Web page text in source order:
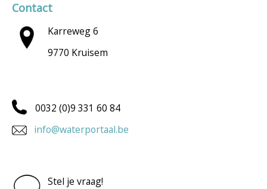
Contact
Karreweg 6
9770 Kruisem
0032 (0)9 331 60 84
info@waterportaal.be
Stel je vraag!